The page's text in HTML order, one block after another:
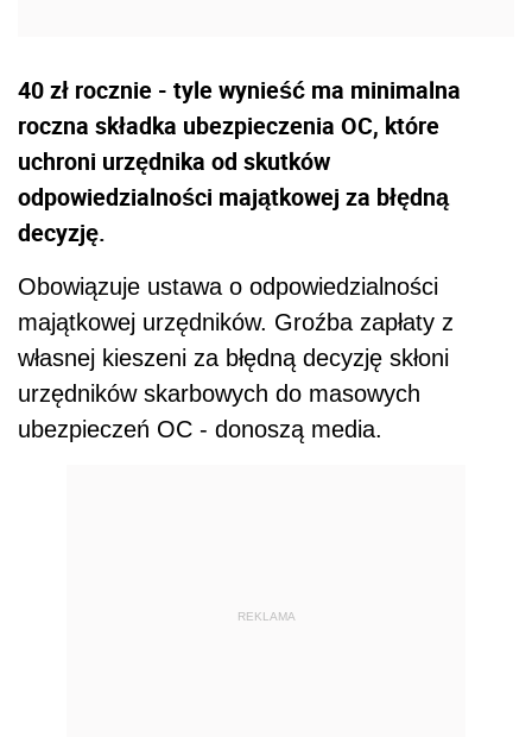
40 zł rocznie - tyle wynieść ma minimalna
roczna składka ubezpieczenia OC, które
uchroni urzędnika od skutków
odpowiedzialności majątkowej za błędną
decyzję.
Obowiązuje ustawa o odpowiedzialności
majątkowej urzędników. Groźba zapłaty z
własnej kieszeni za błędną decyzję skłoni
urzędników skarbowych do masowych
ubezpieczeń OC - donoszą media.
REKLAMA